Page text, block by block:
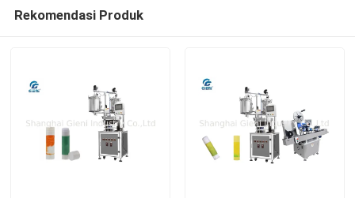
Rekomendasi Produk